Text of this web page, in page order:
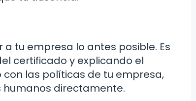
tu empresa lo antes posible. Es
certificado y explicando el
las políticas de tu empresa,
humanos directamente.